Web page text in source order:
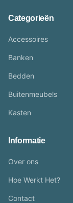
Categorieën
Accessoires
Banken
Bedden
Buitenmeubels
Kasten
Informatie
Over ons
Hoe Werkt Het?
Contact